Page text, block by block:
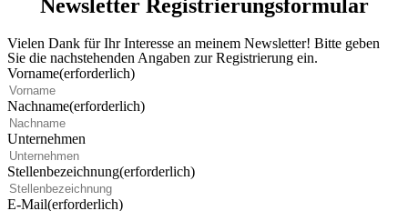
Newsletter Registrierungsformular
Vielen Dank für Ihr Interesse an meinem Newsletter! Bitte geben
Sie die nachstehenden Angaben zur Registrierung ein.
Vorname(erforderlich)
Nachname(erforderlich)
Unternehmen
Stellenbezeichnung(erforderlich)
E-Mail(erforderlich)